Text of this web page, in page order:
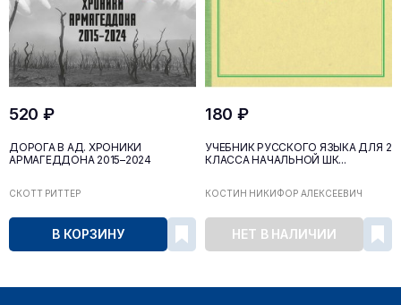
520 ₽
ДОРОГА В АД. ХРОНИКИ
АРМАГЕДДОНА 2015–2024
СКОТТ РИТТЕР
В КОРЗИНУ
180 ₽
УЧЕБНИК РУССКОГО ЯЗЫКА ДЛЯ 2
КЛАССА НАЧАЛЬНОЙ ШК...
КОСТИН НИКИФОР АЛЕКСЕЕВИЧ
НЕТ В НАЛИЧИИ